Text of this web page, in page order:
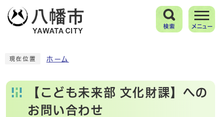
検索 メニュー
現在位置 ホーム
【こども未来部 文化財課】への
お問い合わせ